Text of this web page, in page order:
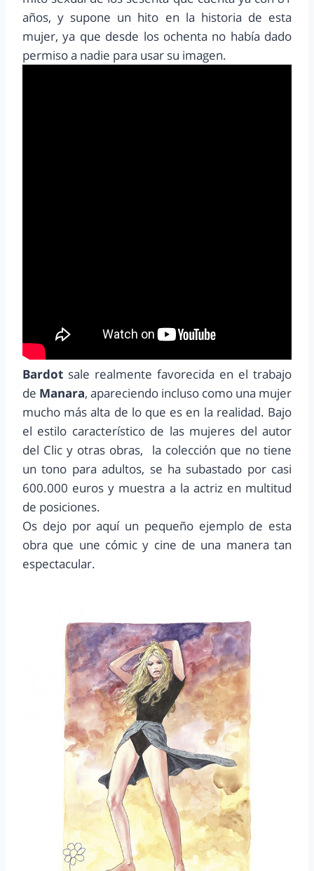
años, y supone un hito en la historia de esta
mujer, ya que desde los ochenta no había dado
permiso a nadie para usar su imagen.
Bardot sale realmente favorecida en el trabajo
de Manara, apareciendo incluso como una mujer
mucho más alta de lo que es en la realidad. Bajo
el estilo característico de las mujeres del autor
del Clic y otras obras, la colección que no tiene
un tono para adultos, se ha subastado por casi
600.000 euros y muestra a la actriz en multitud
de posiciones.
Os dejo por aquí un pequeño ejemplo de esta
obra que une cómic y cine de una manera tan
espectacular.